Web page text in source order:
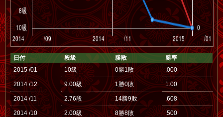
日付 段級 勝敗
勝率
2015 /01
10級 0勝1敗 .000
2014 /12 9.00級 1勝0敗 1.00
2014 /11 2.76段 14勝9敗 .608
2014 /10 2.00級 8勝8敗 .500